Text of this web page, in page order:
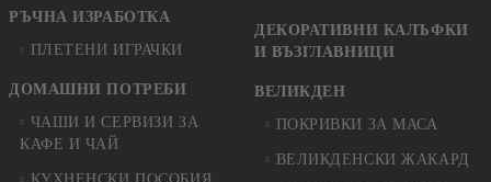
РЪЧНА ИЗРАБОТКА
ПЛЕТЕНИ ИГРАЧКИ
ДОМАШНИ ПОТРЕБИ
ЧАШИ И СЕРВИЗИ ЗА
КАФЕ И ЧАЙ
ДЕКОРАТИВНИ КАЛЪФКИ
И ВЪЗГЛАВНИЦИ
ВЕЛИКДЕН
ПОКРИВКИ ЗА МАСА
ВЕЛИКДЕНСКИ ЖАКАРД